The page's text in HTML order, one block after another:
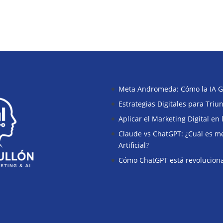
Meta Andromeda: Cómo la IA
Estrategias Digitales para
Aplicar el Marketing Digital en
Claude vs ChatGPT: ¿Cuál es
Artificial?
Cómo ChatGPT está